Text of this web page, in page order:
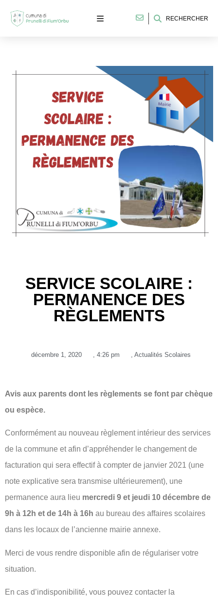
RECHERCHER
SERVICE SCOLAIRE :
PERMANENCE DES
RÈGLEMENTS
décembre 1, 2020 4:26 pm Actualités Scolaires
Avis aux parents dont les règlements se font par chèque
ou espèce.
Conformément au nouveau règlement intérieur des services
de la commune et afin d’appréhender le changement de
facturation qui sera effectif à compter de janvier 2021 (une
note explicative sera transmise ultérieurement), une
permanence aura lieu mercredi 9 et jeudi 10 décembre de
9h à 12h et de 14h à 16h au bureau des affaires scolaires
dans les locaux de l’ancienne mairie annexe.
Merci de vous rendre disponible afin de régulariser votre
situation.
En cas d’indisponibilité, vous pouvez contacter la